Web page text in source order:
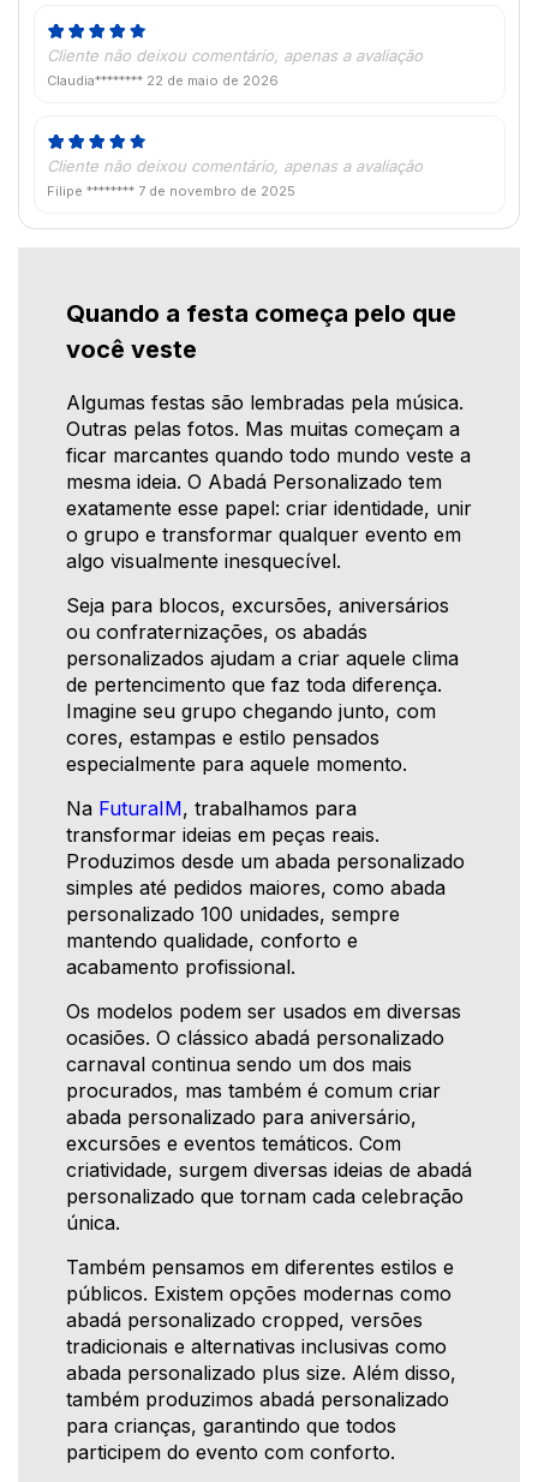
Cliente não deixou comentário, apenas a avaliação
Claudia******** 22 de maio de 2026
Cliente não deixou comentário, apenas a avaliação
Filipe ******** 7 de novembro de 2025
Quando a festa começa pelo que
você veste
Algumas festas são lembradas pela música.
Outras pelas fotos. Mas muitas começam a
ficar marcantes quando todo mundo veste a
mesma ideia. O Abadá Personalizado tem
exatamente esse papel: criar identidade, unir
o grupo e transformar qualquer evento em
algo visualmente inesquecível.
Seja para blocos, excursões, aniversários
ou confraternizações, os abadás
personalizados ajudam a criar aquele clima
de pertencimento que faz toda diferença.
Imagine seu grupo chegando junto, com
cores, estampas e estilo pensados
especialmente para aquele momento.
Na FuturaIM, trabalhamos para
transformar ideias em peças reais.
Produzimos desde um abada personalizado
simples até pedidos maiores, como abada
personalizado 100 unidades, sempre
mantendo qualidade, conforto e
acabamento profissional.
Os modelos podem ser usados em diversas
ocasiões. O clássico abadá personalizado
carnaval continua sendo um dos mais
procurados, mas também é comum criar
abada personalizado para aniversário,
excursões e eventos temáticos. Com
criatividade, surgem diversas ideias de abadá
personalizado que tornam cada celebração
única.
Também pensamos em diferentes estilos e
públicos. Existem opções modernas como
abadá personalizado cropped, versões
tradicionais e alternativas inclusivas como
abada personalizado plus size. Além disso,
também produzimos abadá personalizado
para crianças, garantindo que todos
participem do evento com conforto.